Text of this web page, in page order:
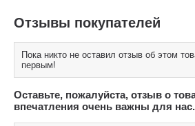
Отзывы покупателей
Пока никто не оставил отзыв об этом
первым!
Оставьте, пожалуйста, отзыв о
впечатления очень важны для нас.